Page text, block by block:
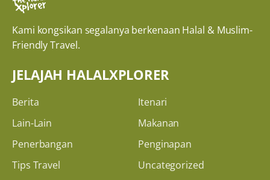
Kami kongsikan segalanya berkenaan Halal & Muslim-
Friendly Travel.
JELAJAH HALALXPLORER
Berita
Itenari
Lain-Lain
Makanan
Penerbangan
Penginapan
Tips Travel
Uncategorized